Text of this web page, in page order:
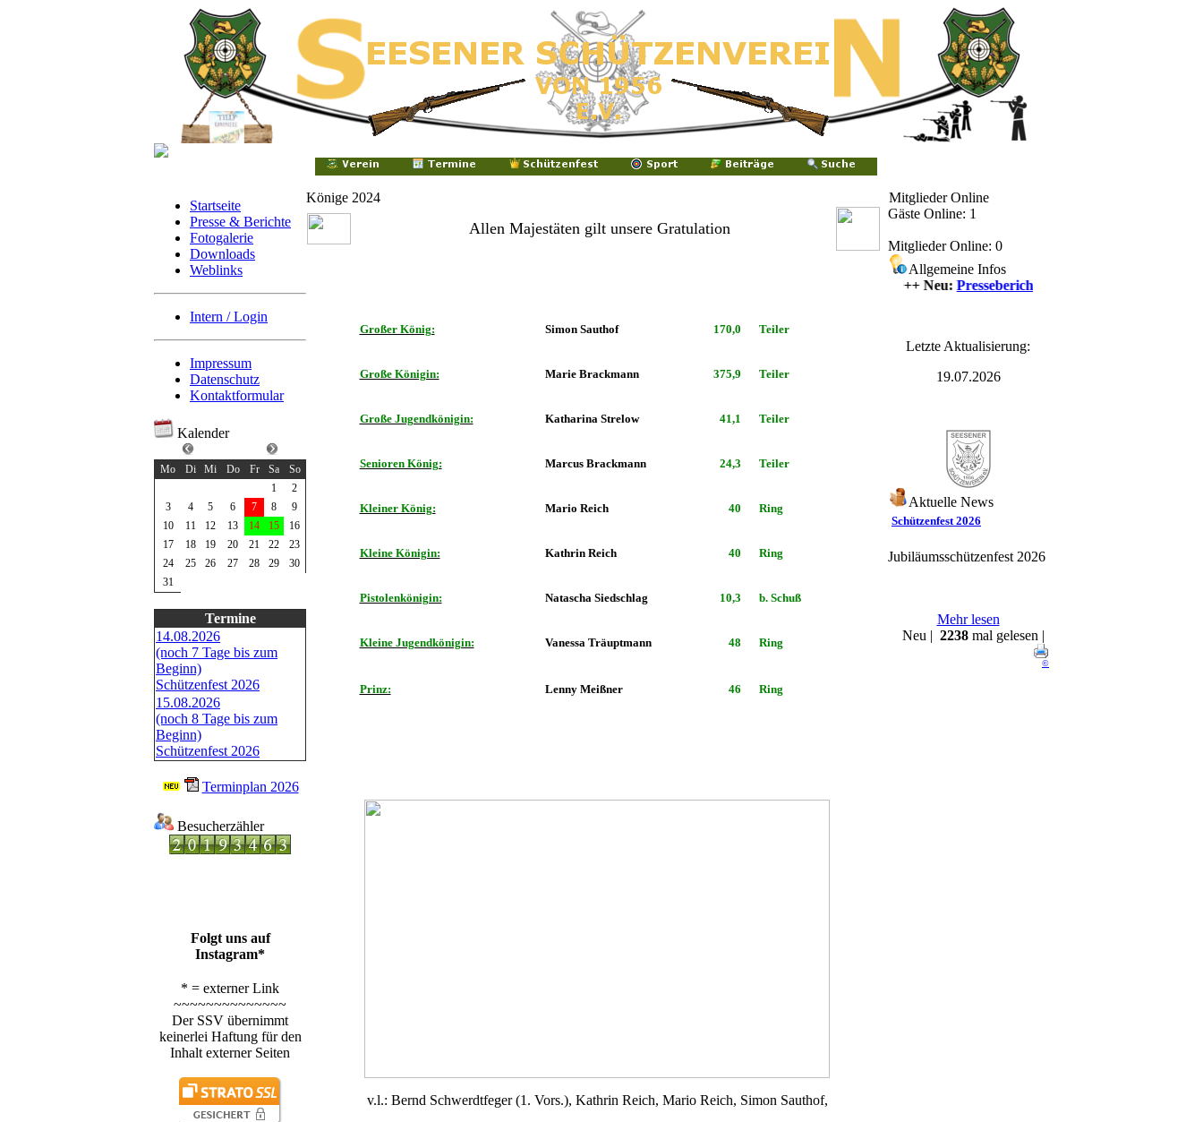
Startseite
Presse & Berichte
Fotogalerie
Downloads
Weblinks
Intern / Login
Impressum
Datenschutz
Kontaktformular
Kalender
Mo
Di Mi Do Fr Sa
So
1
2
3
4 5 6 7 8
9
10
11 12 13 14 15
16
17
18 19 20 21 22
23
24
25 26 27 28 29
30
31
Termine
14.08.2026
(noch 7 Tage bis zum
Beginn)
Schützenfest 2026
15.08.2026
(noch 8 Tage bis zum
Beginn)
Schützenfest 2026
Terminplan 2026
Besucherzähler
Folgt uns auf
Instagram*
* = externer Link
~~~~~~~~~~~~~~
Der SSV übernimmt
keinerlei Haftung für den
Inhalt externer Seiten
Könige 2024
Allen Majestäten gilt unsere Gratulation
Großer König: Simon Sauthof 170,0 Teiler
Große Königin: Marie Brackmann 375,9 Teiler
Große Jugendkönigin: Katharina Strelow 41,1 Teiler
Senioren König: Marcus Brackmann 24,3 Teiler
Kleiner König: Mario Reich 40 Ring
Kleine Königin: Kathrin Reich 40 Ring
Pistolenkönigin: Natascha Siedschlag 10,3 b. Schuß
Kleine Jugendkönigin: Vanessa Träuptmann 48 Ring
Prinz: Lenny Meißner 46 Ring
v.l.: Bernd Schwerdtfeger (1. Vors.), Kathrin Reich, Mario Reich, Simon Sauthof,
Mitglieder Online
Gäste Online: 1
Mitglieder Online: 0
Allgemeine Infos
++++ Neu:Presseberichte
Letzte Aktualisierung:
19.07.2026
Aktuelle News
Schützenfest 2026
Jubiläumsschützenfest 2026
Mehr lesen
Neu | 2238 mal gelesen |
©